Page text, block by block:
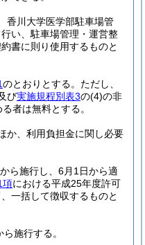
香川大学医学部駐車場管
い、駐車場管理・運営整
書に則り使用するものと
のとおりとする。 ただし、
び実施規程別表3の(4)の非
者は無料とする。
か、利用負担金に関し必要
ら施行し、6月1日から適
項における平成25年度許可
一括して徴収するものと
施行する。